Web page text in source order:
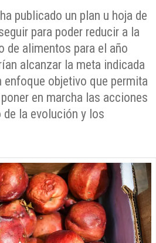
publicado un plan u hoja de
para poder reducir a la
de alimentos para el año
alcanzar la meta indicada
enfoque objetivo que permita
en marcha las acciones
la evolución y los